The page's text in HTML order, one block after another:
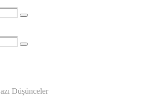
Search
Search
Düşünceler